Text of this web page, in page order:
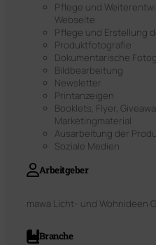
Pflege und
Webseite
Pflege und Erstellung
Produktfotografie
Dokumentarische
Bildbearbeitung
Newsletter
Printanzeigen
Booklets, Flyer,
Marketingmaterial
Ausarbeitung der
Soziale Medien
Arbeitgeber
mawa Licht- und Wohnideen
Branche